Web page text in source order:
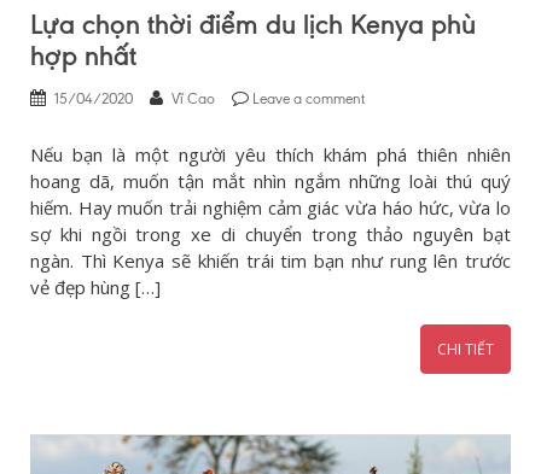
Lựa chọn thời điểm du lịch Kenya phù
hợp nhất
15/04/2020 Vĩ Cao Leave a comment
Nếu bạn là một người yêu thích khám phá thiên nhiên
hoang dã, muốn tận mắt nhìn ngắm những loài thú quý
hiếm. Hay muốn trải nghiệm cảm giác vừa háo hức, vừa lo
sợ khi ngồi trong xe di chuyển trong thảo nguyên bạt
ngàn. Thì Kenya sẽ khiến trái tim bạn như rung lên trước
vẻ đẹp hùng […]
CHI TIẾT